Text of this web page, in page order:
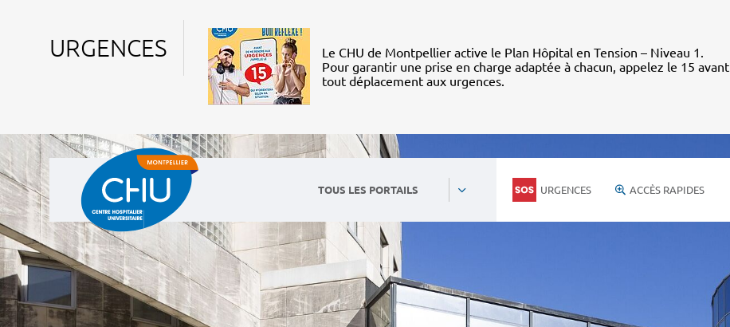
URGENCES
Le CHU de Montpellier active le Plan Hôpital en Tension – Niveau 1.
Pour garantir une prise en charge adaptée à chacun, appelez le 15 avant
tout déplacement aux urgences.
TOUS LES PORTAILS URGENCES ACCÈS RAPIDES